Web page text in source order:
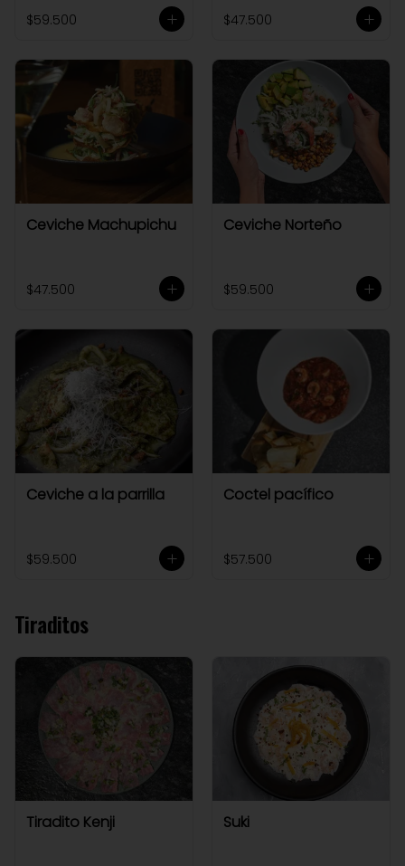
$59.500 $47.500
Ceviche Machupichu
$47.500
Ceviche Norteño
$59.500
Ceviche a la parrilla
$59.500
Coctel pacífico
$57.500
Tiraditos
Tiradito Kenji Suki